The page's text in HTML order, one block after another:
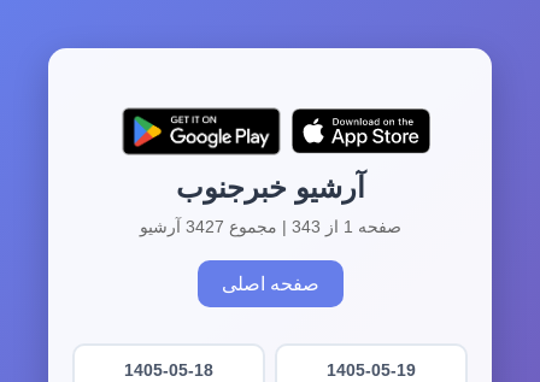
آرشیو خبرجنوب
صفحه 1 از 343 | مجموع 3427 آرشیو
صفحه اصلی
1405-05-19
1405-05-18